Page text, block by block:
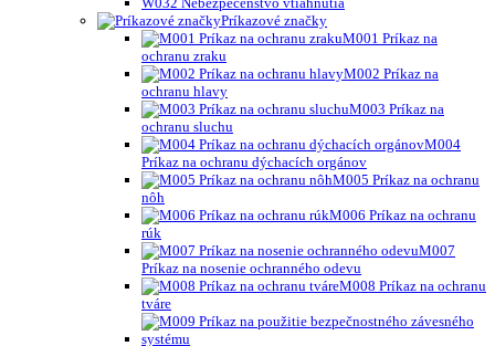
Príkazové značky
M001 Príkaz na
ochranu zraku
M002 Príkaz na
ochranu hlavy
M003 Príkaz na
ochranu sluchu
M004
Príkaz na ochranu dýchacích orgánov
M005 Príkaz na ochranu
nôh
M006 Príkaz na ochranu
rúk
M007
Príkaz na nosenie ochranného odevu
M008 Príkaz na ochranu
tváre